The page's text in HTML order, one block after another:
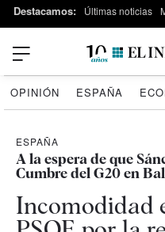
Destacamos: Últimas noticias
OPINIÓN ESPAÑA
ESPAÑA
A la espera de que
Cumbre del G20 en
Incomodidad